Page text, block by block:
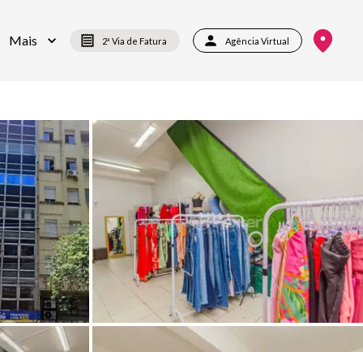
Mais 2ª Via de Fatura Agência Virtual